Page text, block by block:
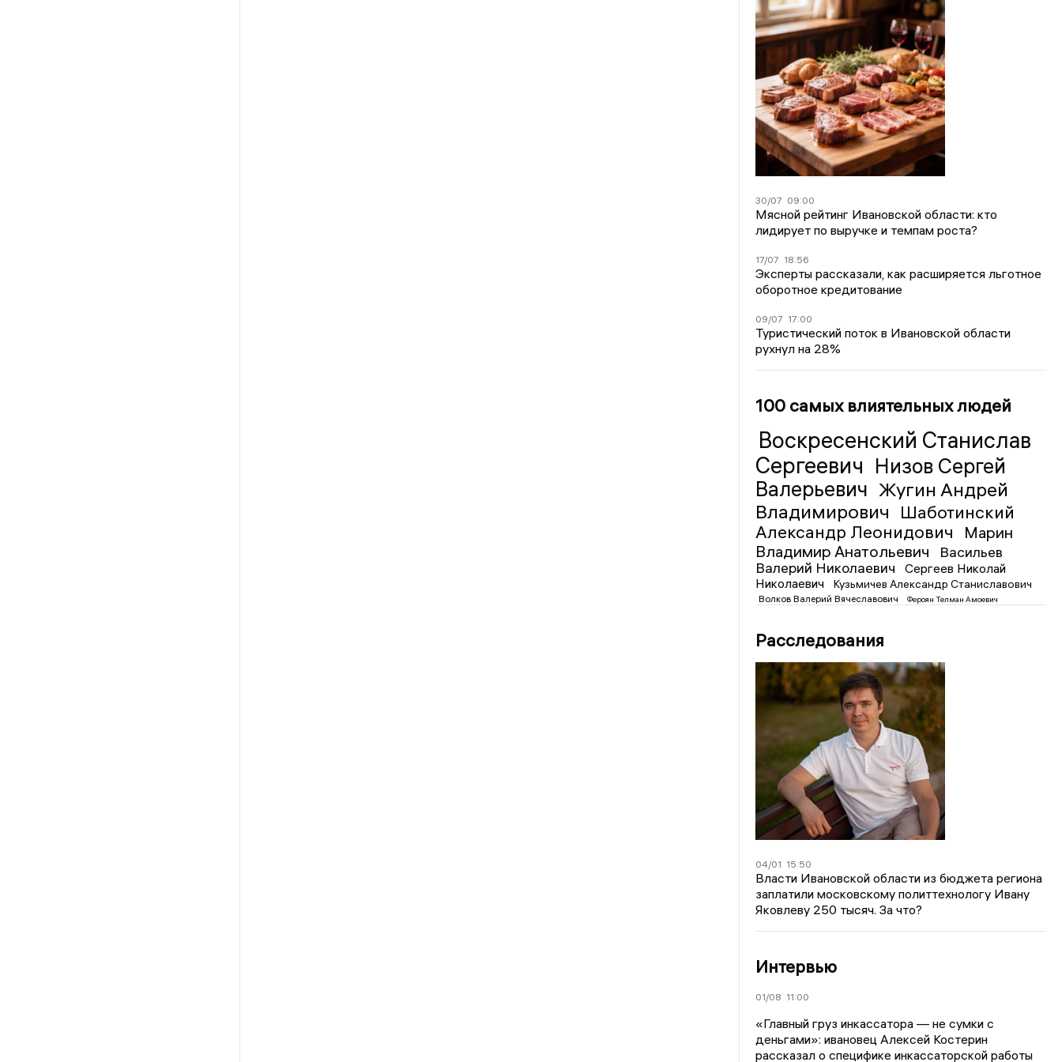
30/07 09:00
Мясной рейтинг Ивановской области: кто
лидирует по выручке и темпам роста?
17/07 18:56
Эксперты рассказали, как расширяется льготное
оборотное кредитование
09/07 17:00
Туристический поток в Ивановской области
рухнул на 28%
100 самых влиятельных людей
Воскресенский Станислав
Сергеевич Низов Сергей
Валерьевич Жугин Андрей
Владимирович
Шаботинский
Александр Леонидович
Марин
Владимир Анатольевич
Васильев
Валерий Николаевич
Сергеев Николай
Николаевич
Кузьмичев Александр Станиславович
Волков Валерий Вячеславович Фероян Телман Амоевич
Расследования
04/01 15:50
Власти Ивановской области из бюджета региона
заплатили московскому политтехнологу Ивану
Яковлеву 250 тысяч. За что?
Интервью
01/08 11:00
«Главный груз инкассатора — не сумки с
деньгами»: ивановец Алексей Костерин
рассказал о специфике инкассаторской работы